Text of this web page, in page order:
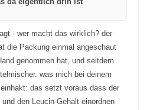
- wer macht das wirklich? der
die Packung einmal angeschaut
genommen hat, und seitdem
was mich bei deinem
das setzt voraus dass der
den Leucin-Gehalt einordnen